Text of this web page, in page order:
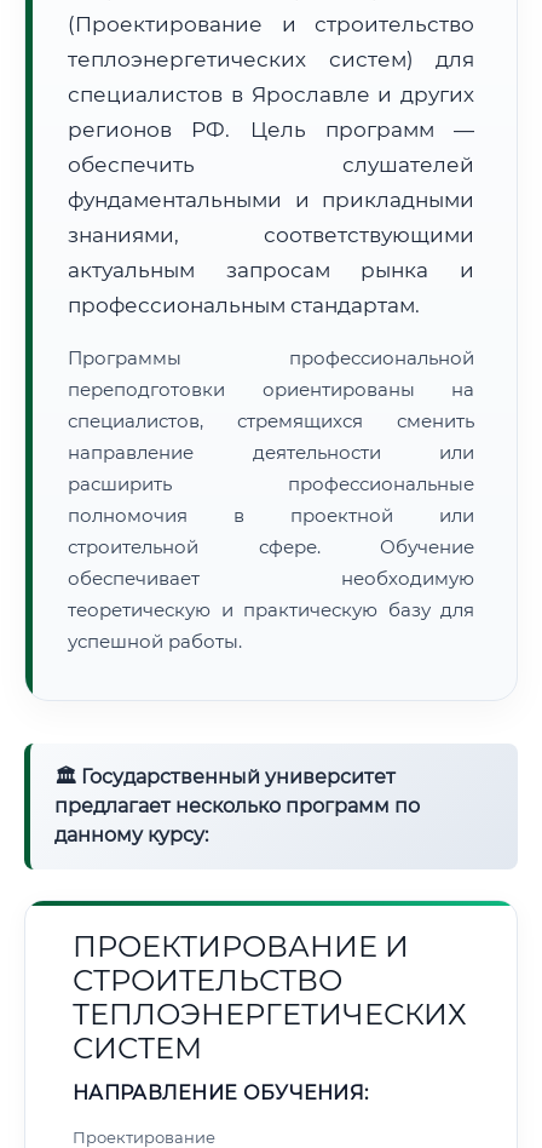
Расчет логистики оригиналов:
• Маршрут транзита:
• Экспресс-доставка СДЭК / Почтой:4–6 рабочих дней
📜 Документы и аккредитация ФИС ФРДО
(Проектирование и строительство
теплоэнергетических систем) для
специалистов в Ярославле и других
регионов РФ. Цель программ —
обеспечить слушателей
фундаментальными и прикладными
знаниями, соответствующими
актуальным запросам рынка и
профессиональным стандартам.
Программы профессиональной
переподготовки ориентированы на
специалистов, стремящихся сменить
направление деятельности или
расширить профессиональные
полномочия в проектной или
строительной сфере. Обучение
обеспечивает необходимую
теоретическую и практическую базу для
успешной работы.
🏛 Государственный университет
предлагает несколько программ по
данному курсу:
ПРОЕКТИРОВАНИЕ И
СТРОИТЕЛЬСТВО
ТЕПЛОЭНЕРГЕТИЧЕСКИХ
СИСТЕМ
НАПРАВЛЕНИЕ ОБУЧЕНИЯ:
Проектирование